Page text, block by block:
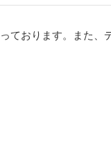
ております。また、